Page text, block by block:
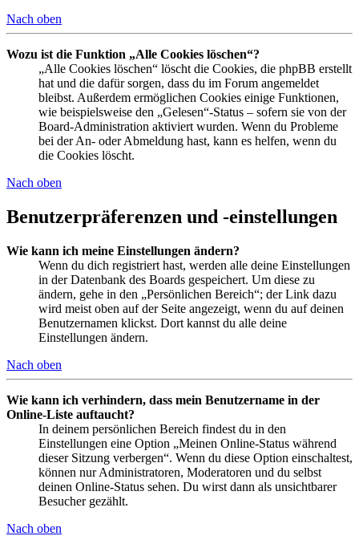
Nach oben
Wozu ist die Funktion „Alle Cookies löschen“?
„Alle Cookies löschen“ löscht die Cookies, die phpBB erstellt
hat und die dafür sorgen, dass du im Forum angemeldet
bleibst. Außerdem ermöglichen Cookies einige Funktionen,
wie beispielsweise den „Gelesen“-Status – sofern sie von der
Board-Administration aktiviert wurden. Wenn du Probleme
bei der An- oder Abmeldung hast, kann es helfen, wenn du
die Cookies löscht.
Nach oben
Benutzerpräferenzen und -einstellungen
Wie kann ich meine Einstellungen ändern?
Wenn du dich registriert hast, werden alle deine Einstellungen
in der Datenbank des Boards gespeichert. Um diese zu
ändern, gehe in den „Persönlichen Bereich“; der Link dazu
wird meist oben auf der Seite angezeigt, wenn du auf deinen
Benutzernamen klickst. Dort kannst du alle deine
Einstellungen ändern.
Nach oben
Wie kann ich verhindern, dass mein Benutzername in der
Online-Liste auftaucht?
In deinem persönlichen Bereich findest du in den
Einstellungen eine Option „Meinen Online-Status während
dieser Sitzung verbergen“. Wenn du diese Option einschaltest,
können nur Administratoren, Moderatoren und du selbst
deinen Online-Status sehen. Du wirst dann als unsichtbarer
Besucher gezählt.
Nach oben